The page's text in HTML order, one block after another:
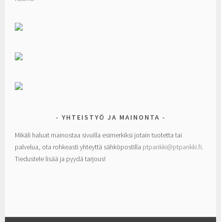
YHTEISTYÖ JA MAINONTA
Mikäli haluat mainostaa sivuilla esimerkiksi jotain tuotetta tai
palvelua, ota rohkeasti yhteyttä sähköpostilla ptpankki@ptpankki.fi.
Tiedustele lisää ja pyydä tarjous!